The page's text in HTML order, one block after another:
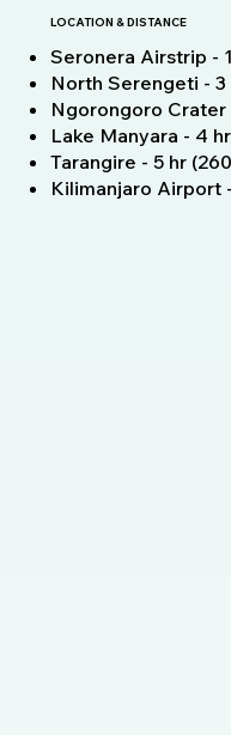
LOCATION & DISTANCE
Seronera Airstrip -
North Serengeti - 3
Ngorongoro Crater
Lake Manyara - 4
Tarangire - 5 hr
Kilimanjaro Airport